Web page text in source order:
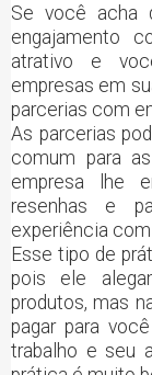
Se você acha
engajamento
atrativo e
empresas em
parcerias com
As parcerias
comum para
empresa lhe
resenhas e
experiência
Esse tipo de
pois ele
produtos, mas
pagar para
trabalho e seu